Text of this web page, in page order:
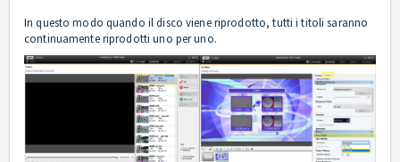
In questo modo quando il disco viene riprodotto, tutti i titoli saranno
continuamente riprodotti uno per uno.